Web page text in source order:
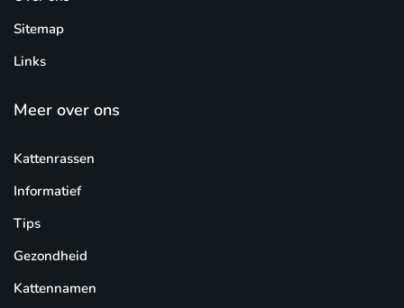
Sitemap
Links
Meer over ons
Kattenrassen
Informatief
Tips
Gezondheid
Kattennamen